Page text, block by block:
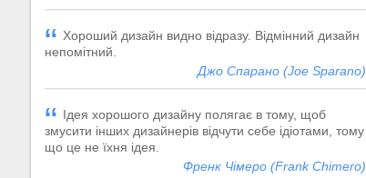
Хороший дизайн видно відразу. Відмінний дизайн
непомітний.
Джо Спарано (Joe Sparano)
Ідея хорошого дизайну полягає в тому, щоб
змусити інших дизайнерів відчути себе ідіотами, тому
що це не їхня ідея.
Френк Чімеро (Frank Chimero)